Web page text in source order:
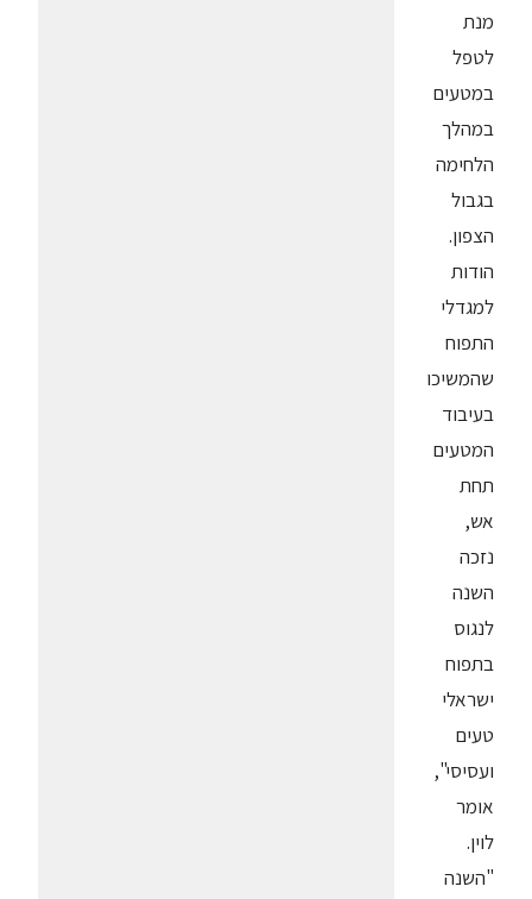
מנת
לטפל
במטעים
במהלך
הלחימה
בגבול
הצפון.
הודות
למגדלי
התפוח
שהמשיכו
בעיבוד
המטעים
תחת
אש,
נזכה
השנה
לנגוס
בתפוח
ישראלי
טעים
ועסיסי",
אומר
לוין.
"השנה